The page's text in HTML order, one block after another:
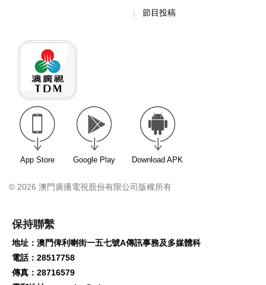
節目投稿
App Store Google Play Download APK
© 2026 澳門廣播電視股份有限公司版權所有
保持聯繫
地址：澳門俾利喇街一五七號A傳訊事務及多媒體科
電話：28517758
傳真：28716579